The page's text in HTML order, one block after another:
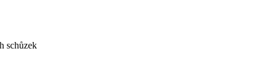
schůzek